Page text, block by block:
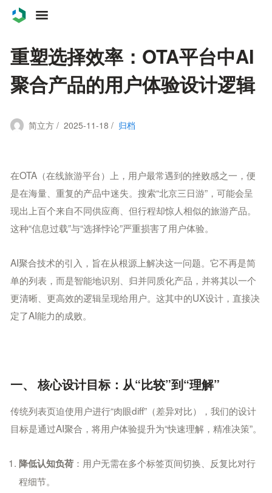
服务
博客
重塑选择效率：OTA平台中AI
聚合产品的用户体验设计逻辑
简立方 / 2025-11-18 / 归档
在OTA（在线旅游平台）上，用户最常遇到的挫败感之一，便
是在海量、重复的产品中迷失。搜索“北京三日游”，可能会呈
现出上百个来自不同供应商、但行程却惊人相似的旅游产品。
这种“信息过载”与“选择悖论”严重损害了用户体验。
AI聚合技术的引入，旨在从根源上解决这一问题。它不再是简
单的列表，而是智能地识别、归并同质化产品，并将其以一个
更清晰、更高效的逻辑呈现给用户。这其中的UX设计，直接决
定了AI能力的成败。
一、 核心设计目标：从“比较”到“理解”
传统列表页迫使用户进行“肉眼diff”（差异对比），我们的设计
目标是通过AI聚合，将用户体验提升为“快速理解，精准决策”。
降低认知负荷：用户无需在多个标签页间切换、反复比对行
程细节。